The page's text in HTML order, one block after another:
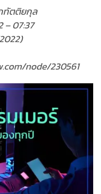
ทัตติยกุล
– 07:37
node/230561